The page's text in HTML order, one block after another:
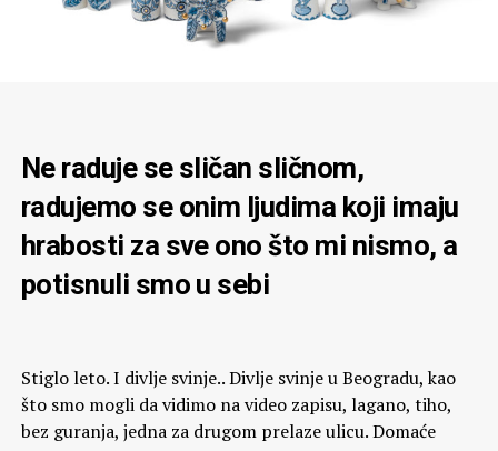
Ne raduje se sličan sličnom,
radujemo se onim ljudima koji imaju
hrabosti za sve ono što mi nismo, a
potisnuli smo u sebi
Stiglo leto. I divlje svinje.. Divlje svinje u Beogradu, kao
što smo mogli da vidimo na video zapisu, lagano, tiho,
bez guranja, jedna za drugom prelaze ulicu. Domaće